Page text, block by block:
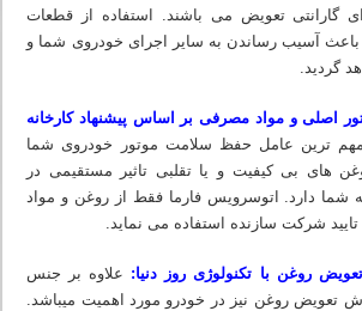
گارانتی تعویض می باشند. استفاده از قطعات
باعث آسیب رساندن به سایر اجرای خودروی شما و
گردید.
اصلی و مواد مصرفی بر اساس پیشنهاد کارخانه
ترین عامل حفظ سلامت موتور خودروی شما
های بی کیفیت و یا تقلبی تاثیر مستقیمی در
شما دارد. اتوسرویس فارما فقط از روغن و مواد
شرکت سازنده استفاده می نماید.
روغن با تکنولوژی روز دنیا: علاوه بر جنس
تعویض روغن نیز در خودرو مورد اهمیت میباشد.